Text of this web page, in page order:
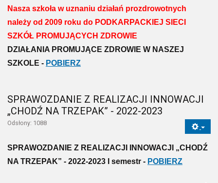
Nasza szkoła w uznaniu działań prozdrowotnych
należy od 2009 roku do PODKARPACKIEJ SIECI
SZKÓŁ PROMUJĄCYCH ZDROWIE
DZIAŁANIA PROMUJĄCE ZDROWIE W NASZEJ
SZKOLE - POBIERZ
SPRAWOZDANIE Z REALIZACJI INNOWACJI
„CHODŹ NA TRZEPAK” - 2022-2023
Odsłony: 1088
SPRAWOZDANIE Z REALIZACJI INNOWACJI „CHODŹ
NA TRZEPAK” - 2022-2023 I semestr - POBIERZ